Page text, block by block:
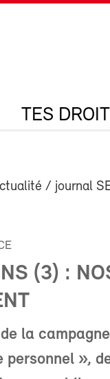
TES
/ journal
(3) :
la
personnel »,